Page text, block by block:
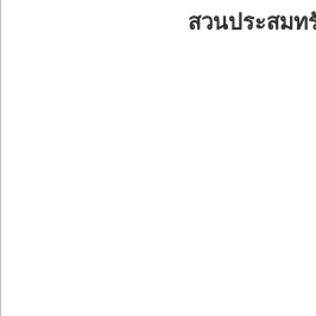
สวนประสมท